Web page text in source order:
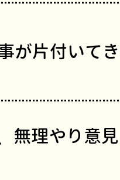
が片付いて
無理やり意